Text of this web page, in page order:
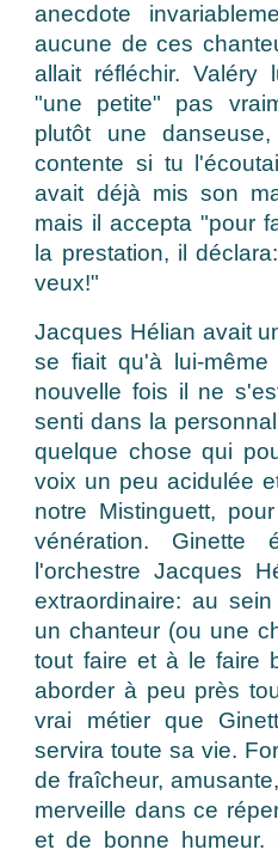
anecdote
aucune de ces
allait réfléchir. Valéry
"une petite" pas
plutôt une
contente si tu
avait déjà mis son
mais il accepta "pour
la prestation, il
veux!"
Jacques Hélian avait
se fiait qu'à lui-
nouvelle fois il ne
senti dans la
quelque chose qui
voix un peu acidulée
notre Mistinguett,
vénération.
l'orchestre Jacques
extraordinaire: au
un chanteur (ou une
tout faire et à le faire
aborder à peu près
vrai métier que
servira toute sa vie.
de fraîcheur,
merveille dans ce
et de bonne humeur.